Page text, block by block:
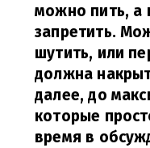
можно пить, а
запретить.
шутить, или
должна
далее, до
которые
время в